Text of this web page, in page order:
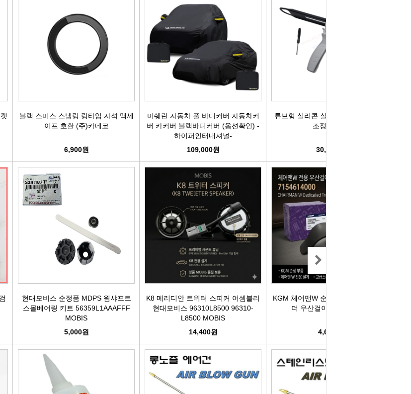
이[동남]
너트
트
볼트
에어필터[카스테이션/카비스]
모비스엔진오일
팬벨트세트[순정품]
타이밍벨트세트[일반품]
자동차겉벨트[동일]
한국게이츠베어링
엔진오일.부동액
안개등전구
오일스위치
온도센서
물통모타
자동차메인휴즈
자동차휴즈
리모컨케이스
유리관휴즈
릴레이
자동차커넥터
파원윈도우스위치
클럭스프링
브러쉬암.와이퍼암
모비스기어봉
패달패드
고휘도반사테이프
휠캡/허브캡
특장차부품
블랙 스미스 스냅링 링타입 자석 맥세
이프 호환 (주)카데코
6,900원
미쉐린 자동차 풀 바디커버 자동차커
버 카커버 블랙바디커버 (옵션확인) -
하이퍼인터내셔널-
109,000원
튜브형 실리콘 실리콘건 신형건 미세
조정건 SSL
30,000원
현대모비스 순정품 MDPS 웜샤프트
스몰베어링 키트 56359L1AAAFFF
MOBIS
5,000원
K8 메리디안 트위터 스피커 어셈블리
현대모비스 96310L8500 96310-
L8500 MOBIS
14,400원
KGM 체어맨W 순정품 트렁크 리드 홀
더 우산걸이 7154614000
4,600원